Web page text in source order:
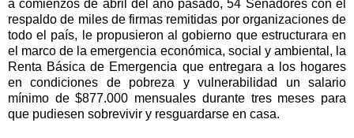
a comienzos de abril del año pasado, 54 Senadores con el
respaldo de miles de firmas remitidas por organizaciones de
todo el país, le propusieron al gobierno que estructurara en
el marco de la emergencia económica, social y ambiental, la
Renta Básica de Emergencia que entregara a los hogares
en condiciones de pobreza y vulnerabilidad un salario
mínimo de $877.000 mensuales durante tres meses para
que pudiesen sobrevivir y resguardarse en casa.